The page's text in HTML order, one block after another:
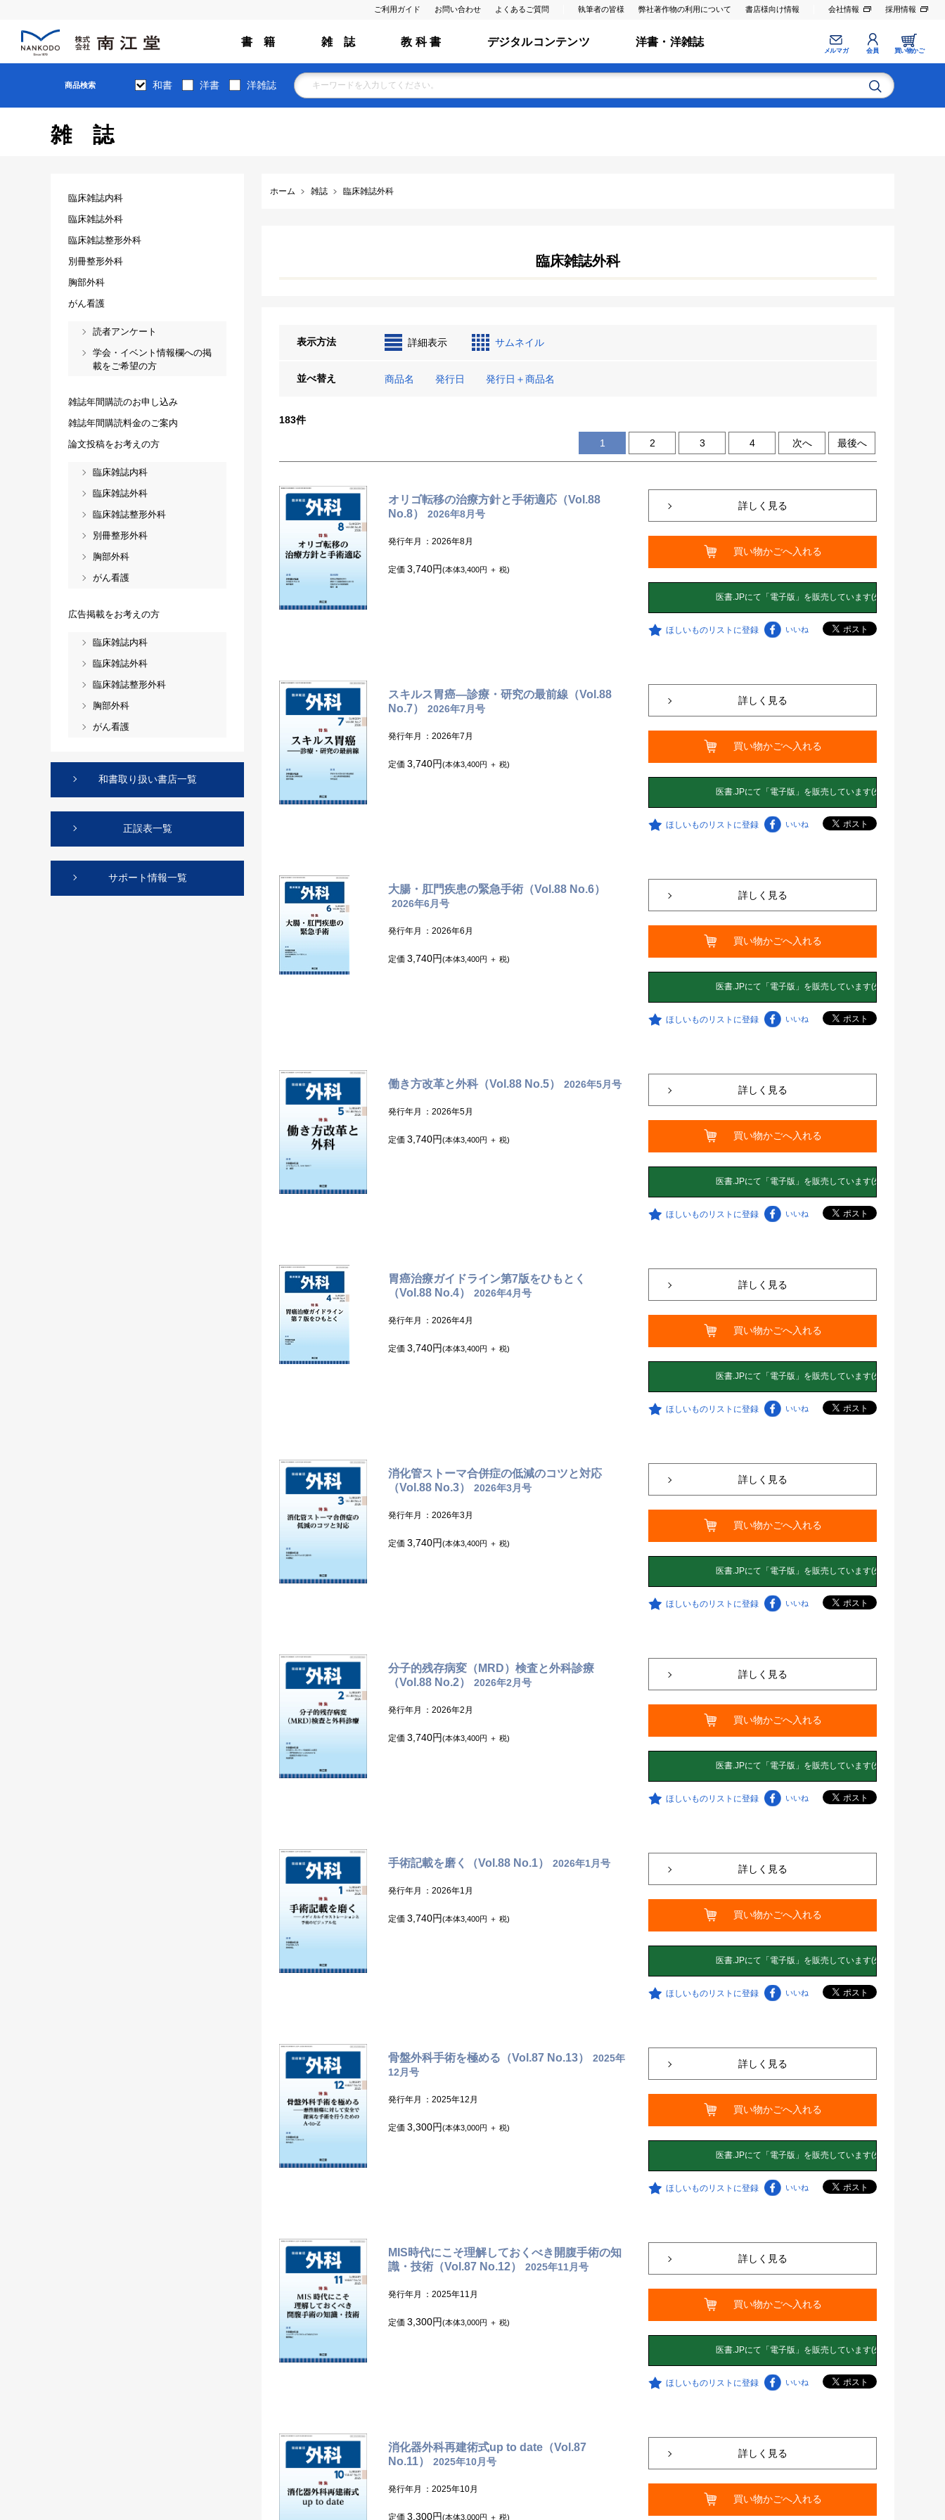
ご利用ガイド お問い合わせ よくあるご質問 執筆者の皆様 弊社著作物の利用について 書店様向け情報 会社情報 採用情報
書 籍 雑 誌 教 科 書 デジタルコンテンツ 洋書・洋雑誌
メルマガ 会員 買い物かご
商品検索 和書 洋書 洋雑誌
雑誌
ホーム 雑誌 臨床雑誌外科
臨床雑誌外科
表示方法 詳細表示 サムネイル
並べ替え 商品名 発行日 発行日＋商品名
183件
1 2 3 4 次へ 最後へ
オリゴ転移の治療方針と手術適応（Vol.88
No.8）
2026年8月号
発行年月 ：2026年8月
定価 3,740円(本体3,400円 ＋ 税)
詳しく見る
買い物かごへ入れる
ほしいものリストに登録 いいね
スキルス胃癌―診療・研究の最前線（Vol.88
No.7）
2026年7月号
発行年月 ：2026年7月
定価 3,740円(本体3,400円 ＋ 税)
詳しく見る
買い物かごへ入れる
ほしいものリストに登録 いいね
大腸・肛門疾患の緊急手術（Vol.88 No.6）
2026年6月号
発行年月 ：2026年6月
定価 3,740円(本体3,400円 ＋ 税)
詳しく見る
買い物かごへ入れる
ほしいものリストに登録 いいね
働き方改革と外科（Vol.88 No.5） 2026年5月号
発行年月 ：2026年5月
定価 3,740円(本体3,400円 ＋ 税)
詳しく見る
買い物かごへ入れる
ほしいものリストに登録 いいね
胃癌治療ガイドライン第7版をひもとく
（Vol.88 No.4）
2026年4月号
発行年月 ：2026年4月
定価 3,740円(本体3,400円 ＋ 税)
詳しく見る
買い物かごへ入れる
ほしいものリストに登録 いいね
消化管ストーマ合併症の低減のコツと対応
（Vol.88 No.3）
2026年3月号
発行年月 ：2026年3月
定価 3,740円(本体3,400円 ＋ 税)
詳しく見る
買い物かごへ入れる
ほしいものリストに登録 いいね
分子的残存病変（MRD）検査と外科診療
（Vol.88 No.2）
2026年2月号
発行年月 ：2026年2月
定価 3,740円(本体3,400円 ＋ 税)
詳しく見る
買い物かごへ入れる
ほしいものリストに登録 いいね
手術記載を磨く（Vol.88 No.1） 2026年1月号
発行年月 ：2026年1月
定価 3,740円(本体3,400円 ＋ 税)
詳しく見る
買い物かごへ入れる
ほしいものリストに登録 いいね
骨盤外科手術を極める（Vol.87 No.13）
2025年
12月号
発行年月 ：2025年12月
定価 3,300円(本体3,000円 ＋ 税)
詳しく見る
買い物かごへ入れる
ほしいものリストに登録 いいね
MIS時代にこそ理解しておくべき開腹手術の知
識・技術（Vol.87 No.12）
2025年11月号
発行年月 ：2025年11月
定価 3,300円(本体3,000円 ＋ 税)
詳しく見る
買い物かごへ入れる
ほしいものリストに登録 いいね
消化器外科再建術式up to date（Vol.87
No.11）
2025年10月号
発行年月 ：2025年10月
定価 3,300円(本体3,000円 ＋ 税)
詳しく見る
買い物かごへ入れる
臨床雑誌内科
臨床雑誌外科
臨床雑誌整形外科
別冊整形外科
胸部外科
がん看護
読者アンケート
学会・イベント情報欄への掲
載をご希望の方
雑誌年間購読のお申し込み
雑誌年間購読料金のご案内
論文投稿をお考えの方
臨床雑誌内科
臨床雑誌外科
臨床雑誌整形外科
別冊整形外科
胸部外科
がん看護
広告掲載をお考えの方
臨床雑誌内科
臨床雑誌外科
臨床雑誌整形外科
胸部外科
がん看護
和書取り扱い書店一覧
正誤表一覧
サポート情報一覧